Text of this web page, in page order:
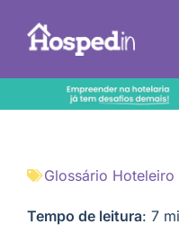
Glossário Hoteleiro
Tempo de leitura: 7